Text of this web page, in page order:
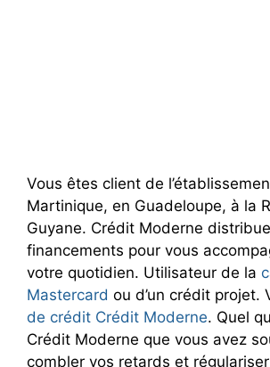
Vous êtes client de
Martinique, en Guadeloupe, à la
Guyane. Crédit Moderne
financements pour vous
votre quotidien. Utilisateur de la
Mastercard ou d’un crédit projet.
de crédit Crédit Moderne. Quel
Crédit Moderne que vous avez
combler vos retards et